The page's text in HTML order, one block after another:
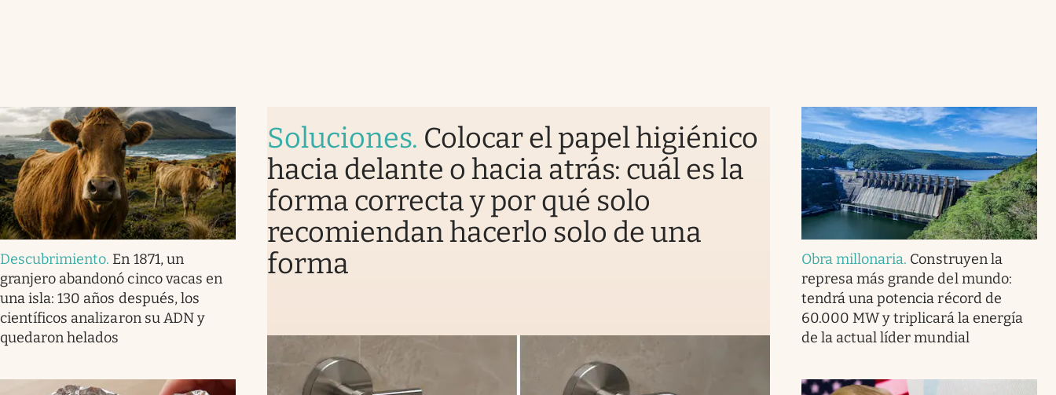
Descubrimiento. En 1871, un
granjero abandonó cinco vacas en
una isla: 130 años después, los
científicos analizaron su ADN y
quedaron helados
Soluciones. Colocar el papel higiénico
hacia delante o hacia atrás: cuál es la
forma correcta y por qué solo
recomiendan hacerlo solo de una
forma
Obra millonaria. Construyen la
represa más grande del mundo:
tendrá una potencia récord de
60.000 MW y triplicará la energía
de la actual líder mundial